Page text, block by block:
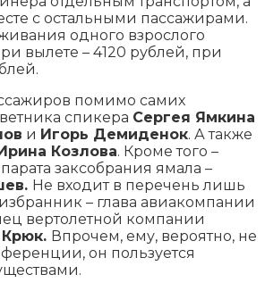
с остальными пассажирами.
одного взрослого
вылете – 4120 рублей, при
помимо самих
спикера Сергея Ямкина
и Игорь Демиденок. А также
Козлова. Кроме того –
заксобрания ямала –
Не входит в перечень лишь
– глава авиакомпании
вертолетной компании
Впрочем, ему, вероятно, не
он пользуется